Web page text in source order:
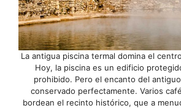
La antigua piscina termal domina el
Hoy, la piscina es un edificio
prohibido. Pero el encanto del
conservado perfectamente. Varios
bordean el recinto histórico, que a